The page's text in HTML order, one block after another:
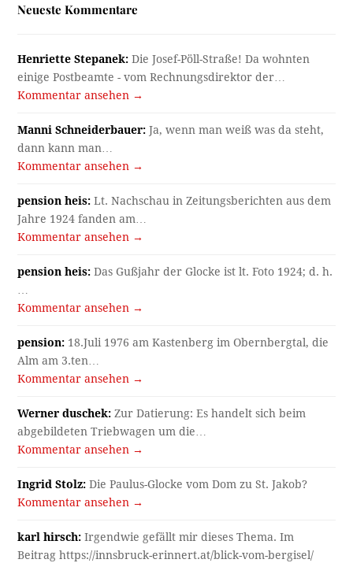
Neueste Kommentare
Henriette Stepanek: Die Josef-Pöll-Straße! Da wohnten
einige Postbeamte - vom Rechnungsdirektor der…
Kommentar ansehen →
Manni Schneiderbauer: Ja, wenn man weiß was da steht,
dann kann man…
Kommentar ansehen →
pension heis: Lt. Nachschau in Zeitungsberichten aus dem
Jahre 1924 fanden am…
Kommentar ansehen →
pension heis: Das Gußjahr der Glocke ist lt. Foto 1924; d. h.
Kommentar ansehen →
pension: 18.Juli 1976 am Kastenberg im Obernbergtal, die
Alm am 3.ten…
Kommentar ansehen →
Werner duschek: Zur Datierung: Es handelt sich beim
abgebildeten Triebwagen um die…
Kommentar ansehen →
Ingrid Stolz: Die Paulus-Glocke vom Dom zu St. Jakob?
Kommentar ansehen →
karl hirsch: Irgendwie gefällt mir dieses Thema. Im
Beitrag https://innsbruck-erinnert.at/blick-vom-bergisel/